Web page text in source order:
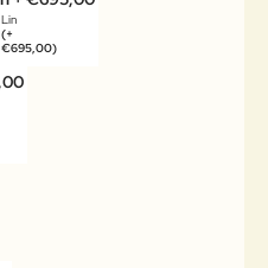
Lin
(+
€695,00)